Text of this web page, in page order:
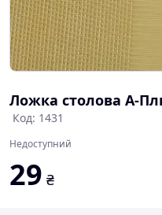
Ложка столова А-
Код: 1431
Недоступний
29 ₴